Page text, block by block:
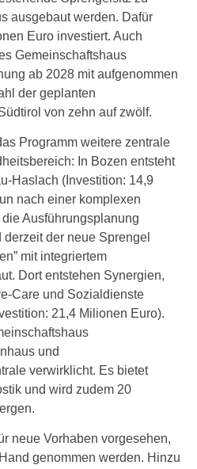
ausgebaut werden. Dafür
Euro investiert. Auch
Gemeinschaftshaus
ab 2028 mit aufgenommen
der geplanten
von zehn auf zwölf.
Programm weitere zentrale
In Bozen entsteht
Haslach (Investition: 14,9
nach einer komplexen
Ausführungsplanung
der neue Sprengel
mit integriertem
Dort entstehen Synergien,
Care und Sozialdienste
21,4 Milionen Euro).
und
verwirklicht. Es bietet
und wird zudem 20
neue Vorhaben vorgesehen,
genommen werden. Hinzu